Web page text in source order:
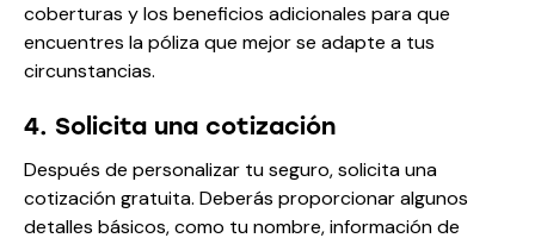
coberturas y los beneficios adicionales para que
encuentres la póliza que mejor se adapte a tus
circunstancias.
4. Solicita una cotización
Después de personalizar tu seguro, solicita una
cotización gratuita. Deberás proporcionar algunos
detalles básicos, como tu nombre, información de